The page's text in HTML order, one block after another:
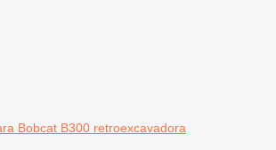
Bobcat B300 retroexcavadora